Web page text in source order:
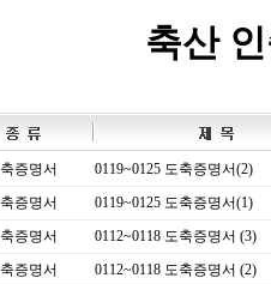
축산
증명서
0119~0125 도축증명서(2)
증명서
0119~0125 도축증명서(1)
증명서
0112~0118 도축증명서 (3)
증명서
0112~0118 도축증명서 (2)